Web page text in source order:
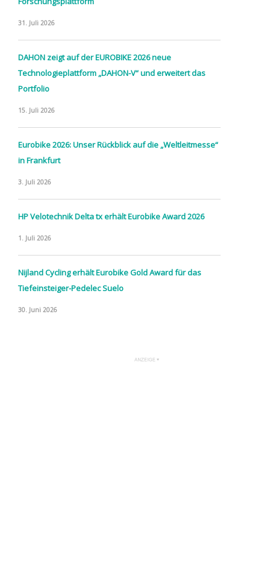
31. Juli 2026
DAHON zeigt auf der EUROBIKE 2026 neue
Technologieplattform „DAHON-V“ und erweitert das
Portfolio
15. Juli 2026
Eurobike 2026: Unser Rückblick auf die „Weltleitmesse“
in Frankfurt
3. Juli 2026
HP Velotechnik Delta tx erhält Eurobike Award 2026
1. Juli 2026
Nijland Cycling erhält Eurobike Gold Award für das
Tiefeinsteiger-Pedelec Suelo
30. Juni 2026